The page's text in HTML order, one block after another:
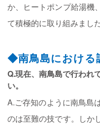
か、ヒートポンプ給湯機
て積極的に取り組みました
◆南鳥島における
Q.現在、南鳥島で行われ
い。
A.ご存知のように南鳥島
のは至難の技です。しか